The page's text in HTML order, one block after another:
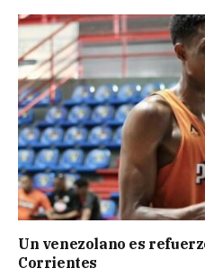
Un venezolano es
Corrientes